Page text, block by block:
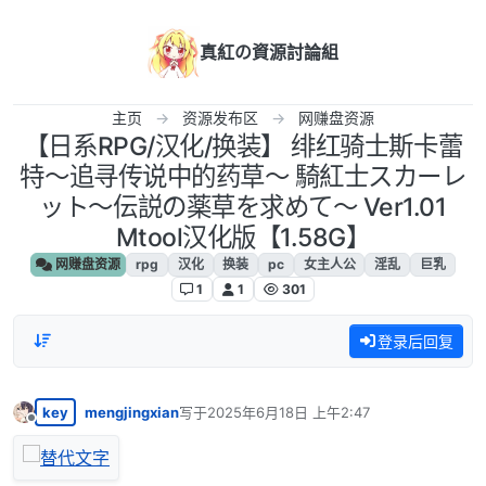
真紅の資源討論組
主页 资源发布区 网赚盘资源
【日系RPG/汉化/换装】 绯红骑士斯卡蕾
特～追寻传说中的药草～ 騎紅士スカーレ
ット～伝説の薬草を求めて～ Ver1.01
Mtool汉化版【1.58G】
网赚盘资源 rpg 汉化 换装 pc 女主人公 淫乱
巨乳
1
1 301
登录后回复
离线
key mengjingxian写于2025年6月18日 上午2:47
最后由 编辑